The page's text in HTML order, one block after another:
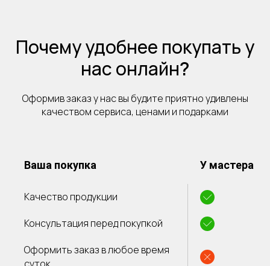
Почему удобнее покупать у
нас онлайн?
Оформив заказ у нас вы будите приятно удивлены
качеством сервиса, ценами и подарками
Ваша покупка У мастера
Качество продукции
Консультация перед покупкой
Оформить заказ в любое время